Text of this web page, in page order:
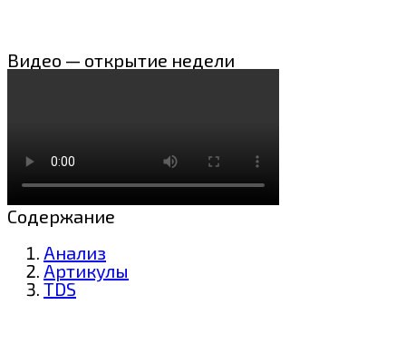
Видео — открытие недели
Содержание
Анализ
Артикулы
TDS